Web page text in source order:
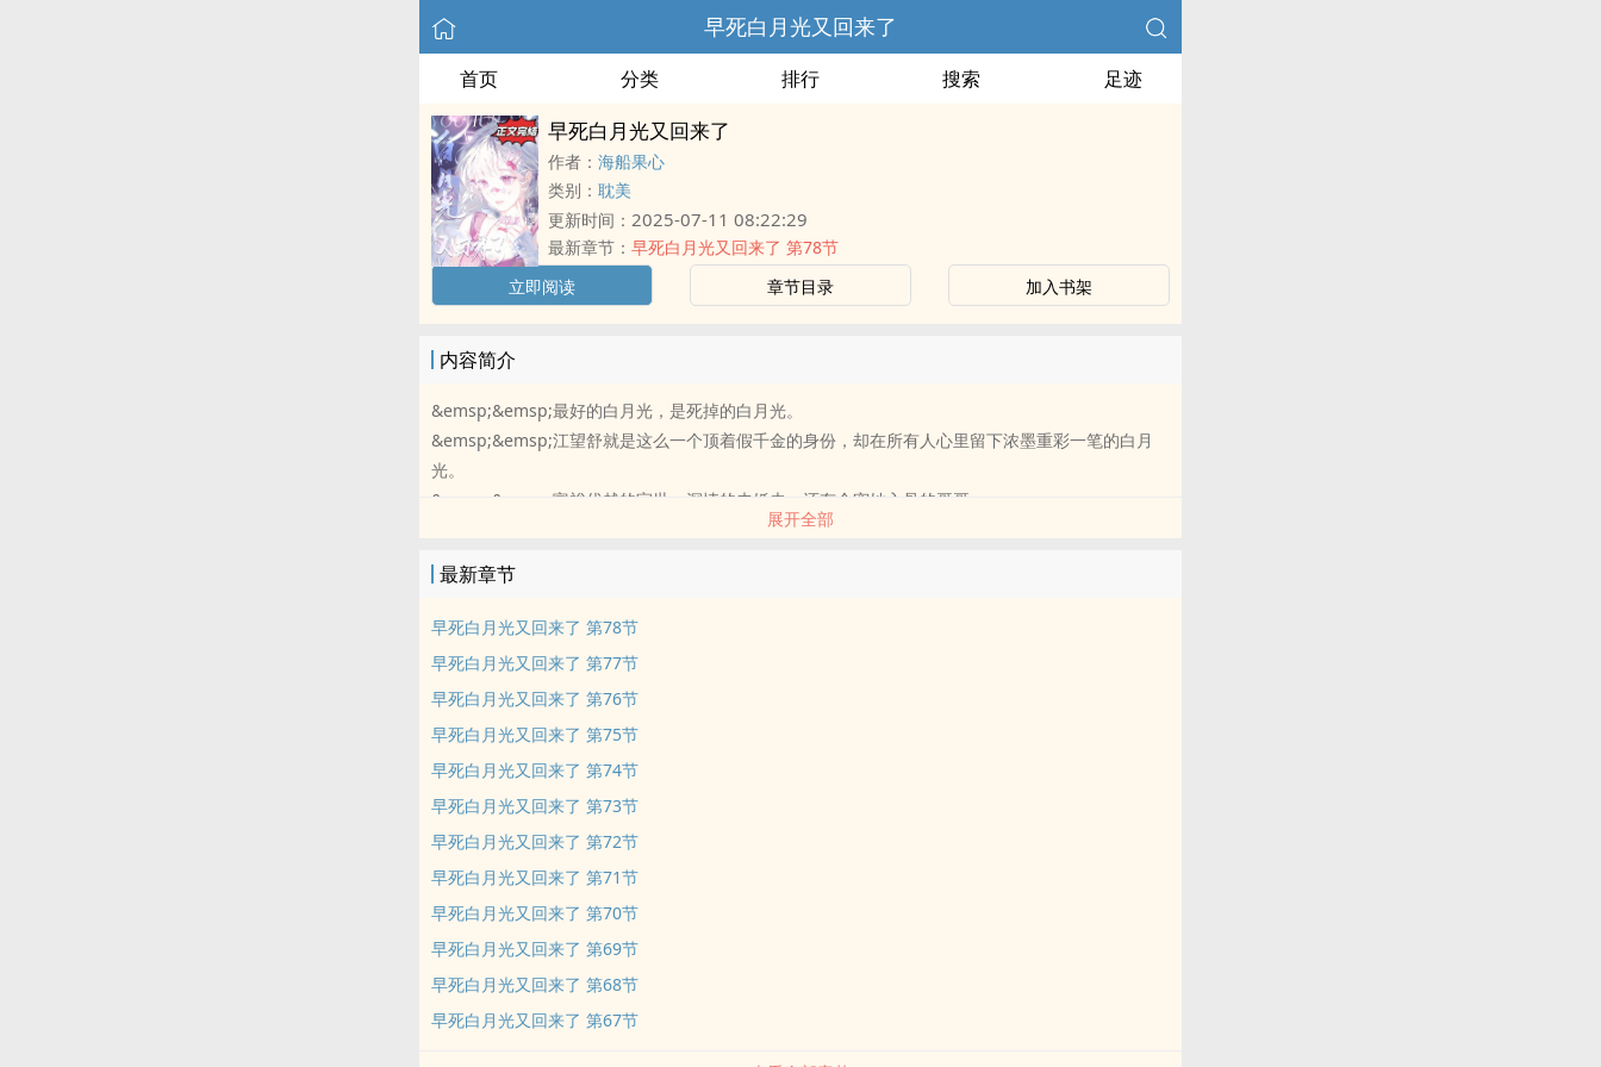
早死白月光又回来了
首页 分类 排行 搜索 足迹
早死白月光又回来了
作者： 海船果心
类别： 耽美
更新时间： 2025-07-11 08:22:29
最新章节： 早死白月光又回来了 第78节
立即阅读
章节目录 加入书架
内容简介
&emsp;&emsp;最好的白月光，是死掉的白月光。
&emsp;&emsp;江望舒就是这么一个顶着假千金的身份，却在所有人心里留下浓墨重彩一笔的白月
光。
&emsp;&emsp;富裕优越的家世，深情的未婚夫，还有个宠她入骨的哥哥，
&emsp;&emsp;什么都很完美，除了死得早，身份是假..
展开全部
最新章节
早死白月光又回来了 第78节
早死白月光又回来了 第77节
早死白月光又回来了 第76节
早死白月光又回来了 第75节
早死白月光又回来了 第74节
早死白月光又回来了 第73节
早死白月光又回来了 第72节
早死白月光又回来了 第71节
早死白月光又回来了 第70节
早死白月光又回来了 第69节
早死白月光又回来了 第68节
早死白月光又回来了 第67节